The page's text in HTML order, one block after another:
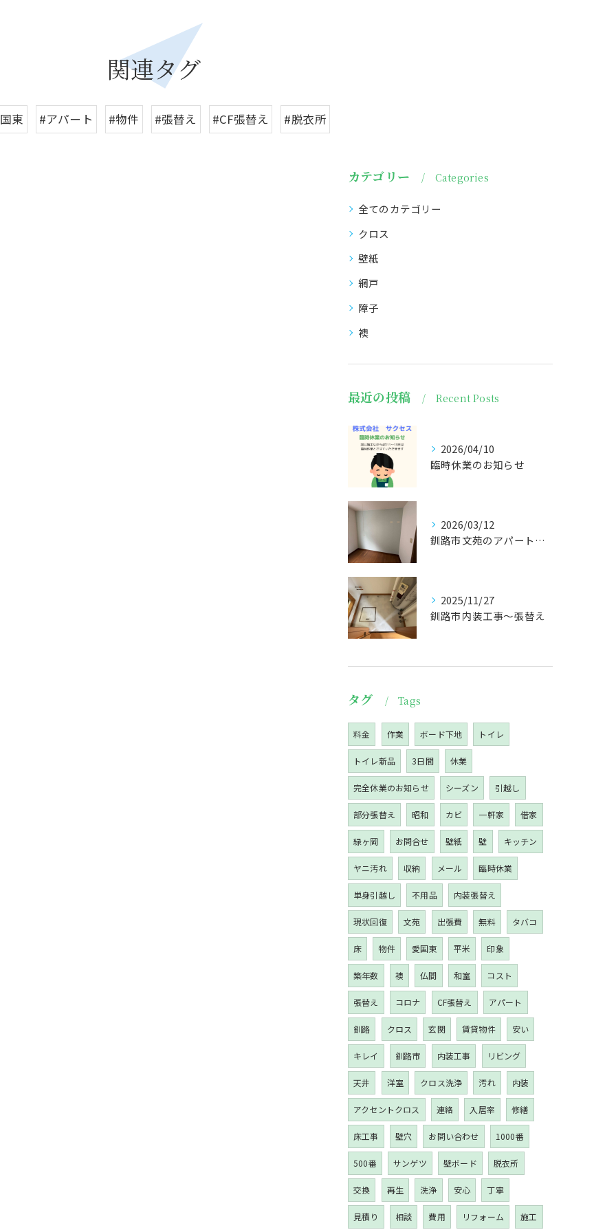
関連タグ
東 #アパート #物件 #張替え #CF張替え #脱衣所
カテゴリー Categories
全てのカテゴリー
クロス
壁紙
網戸
障子
襖
最近の投稿 Recent Posts
2026/04/10
臨時休業のお知らせ
2026/03/12
釧路市文苑のアパート張替えになります🤗
2025/11/27
釧路市内装工事〜張替え
タグ Tags
料金 作業 ボード下地 トイレ
トイレ新品 3日間 休業
完全休業のお知らせ シーズン 引越し
部分張替え 昭和 カビ 一軒家 借家
緑ヶ岡 お問合せ 壁紙 壁 キッチン
ヤニ汚れ 収納 メール 臨時休業
単身引越し 不用品 内装張替え
現状回復 文苑 出張費 無料 タバコ
床 物件 愛国東 平米 印象
築年数 襖 仏間 和室 コスト
張替え コロナ CF張替え アパート
釧路 クロス 玄関 賃貸物件 安い
キレイ 釧路市 内装工事 リビング
天井 洋室 クロス洗浄 汚れ 内装
アクセントクロス 連絡 入居率 修繕
床工事 壁穴 お問い合わせ 1000番
500番 サンゲツ 壁ボード 脱衣所
交換 再生 洗浄 安心 丁寧
見積り 相談 費用 リフォーム 施工